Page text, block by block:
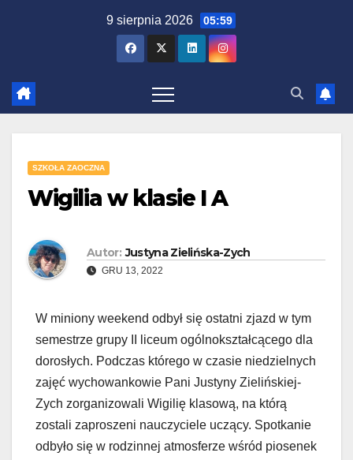
9 sierpnia 2026 05:59
SZKOŁA ZAOCZNA
Wigilia w klasie I A
Autor: Justyna Zielińska-Zych
GRU 13, 2022
W miniony weekend odbył się ostatni zjazd w tym
semestrze grupy II liceum ogólnokształcącego dla
dorosłych. Podczas którego w czasie niedzielnych
zajęć wychowankowie Pani Justyny Zielińskiej-
Zych zorganizowali Wigilię klasową, na którą
zostali zaproszeni nauczyciele uczący. Spotkanie
odbyło się w rodzinnej atmosferze wśród piosenek